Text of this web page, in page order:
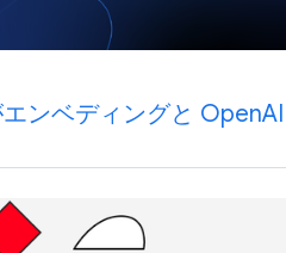
ンベディングと